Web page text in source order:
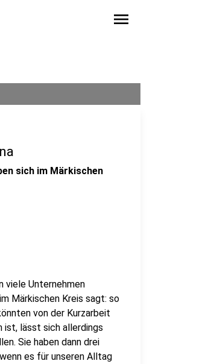
menu
sich im Märkischen
viele Unternehmen
Märkischen Kreis sagt: so
von der Kurzarbeit
ist, lässt sich allerdings
Sie haben dann drei
es für unseren Alltag